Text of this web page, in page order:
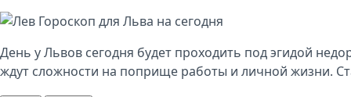
Гороскоп для Льва на сегодня
День у Львов сегодня будет проходить под эгидой
ждут сложности на поприще работы и личной жизни.